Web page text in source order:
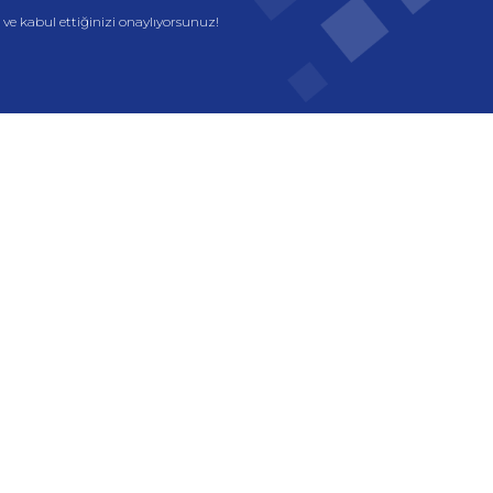
kabul ettiğinizi onaylıyorsunuz!